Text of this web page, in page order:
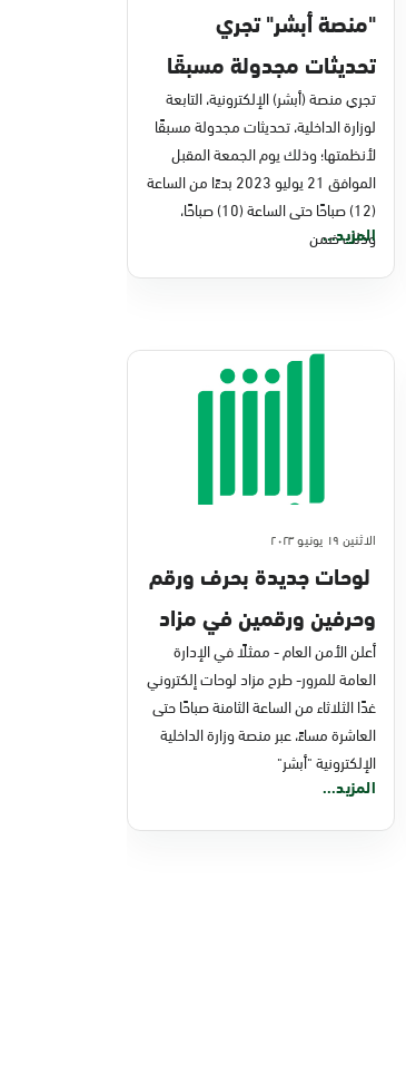
"منصة أبشر" تجري
تحديثات مجدولة مسبقًا
لأنظمتها الجمعة المقبل
تجري منصة (أبشر) الإلكترونية، التابعة
لوزارة الداخلية، تحديثات مجدولة مسبقًا
لأنظمتها؛ وذلك يوم الجمعة المقبل
الموافق 21 يوليو 2023 بدءًا من الساعة
(12) صباحًا حتى الساعة (10) صباحًا،
وذلك ضمن
المزيد...
الاثنين ١٩ يونيو ٢٠٢٣
لوحات جديدة بحرف ورقم
وحرفين ورقمين في مزاد
اللوحات الإلكتروني
أعلن الأمن العام - ممثلًا في الإدارة
العامة للمرور- طرح مزاد لوحات إلكتروني
غدًا الثلاثاء من الساعة الثامنة صباحًا حتى
العاشرة مساءً، عبر منصة وزارة الداخلية
الإلكترونية "أبشر"
المزيد...